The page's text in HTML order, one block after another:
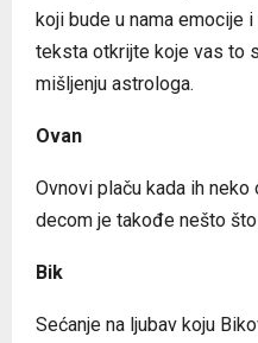
koji bude u nama emocije
teksta otkrijte koje vas to
mišljenju astrologa.
Ovan
Ovnovi plaču kada ih
decom je takođe nešto
Bik
Sećanje na ljubav koju